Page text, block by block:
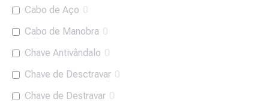
Cabo de Aço 0
Cabo de Manobra 0
Chave Antivândalo 0
Chave de Desctravar 0
Chave de Destravar 0